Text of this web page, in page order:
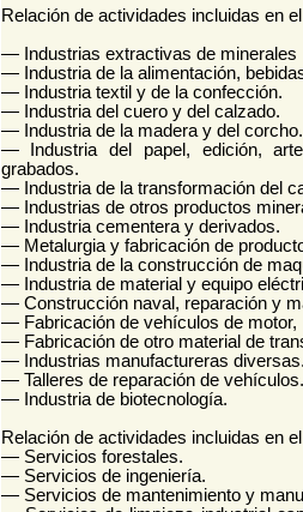
Relación de actividades incluidas en
— Industrias extractivas de minerales
— Industria de la alimentación,
— Industria textil y de la confección.
— Industria del cuero y del calzado.
— Industria de la madera y del corcho.
— Industria del papel, edición,
grabados.
— Industria de la transformación del
— Industrias de otros productos
— Industria cementera y derivados.
— Metalurgia y fabricación de
— Industria de la construcción de
— Industria de material y equipo
— Construcción naval, reparación y
— Fabricación de vehículos de
— Fabricación de otro material de
— Industrias manufactureras
— Talleres de reparación de vehículos.
— Industria de biotecnología.
Relación de actividades incluidas en
— Servicios forestales.
— Servicios de ingeniería.
— Servicios de mantenimiento y